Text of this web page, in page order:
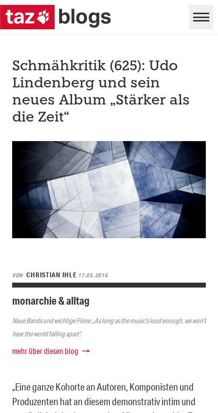
Schmähkritik (625): Udo
Lindenberg und sein
neues Album „Stärker als
die Zeit“
VON CHRISTIAN IHLE 17.05.2016
monarchie & alltag
Neue Bands und wichtige Filme: „As long as the music’s loud enough, we won’t
hear the world falling apart“.
mehr über diesen blog
„Eine ganze Kohorte an Autoren, Komponisten und
Produzenten hat an diesem demonstrativ intim und